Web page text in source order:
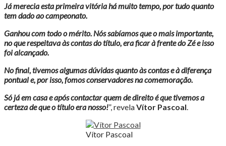
Já merecia esta primeira vitória há muito tempo, por tudo quanto
tem dado ao campeonato.
Ganhou com todo o mérito. Nós sabíamos que o mais importante,
no que respeitava às contas do título, era ficar à frente do Zé e isso
foi alcançado.
No final, tivemos algumas dúvidas quanto às contas e à diferença
pontual e, por isso, fomos conservadores na comemoração.
Só já em casa e após contactar quem de direito é que tivemos a
certeza de que o título era nosso!”, revelaVítor Pascoal.
Vítor Pascoal